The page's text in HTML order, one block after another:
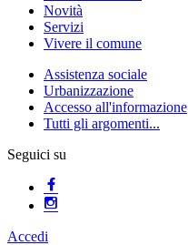
Novità
Servizi
Vivere il comune
Assistenza sociale
Urbanizzazione
Accesso all'informazione
Tutti gli argomenti...
Seguici su
Accedi